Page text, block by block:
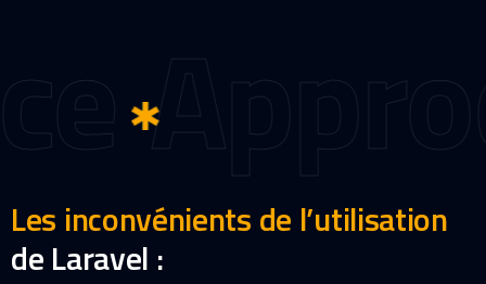
Les inconvénients de l’utilisation
de Laravel :